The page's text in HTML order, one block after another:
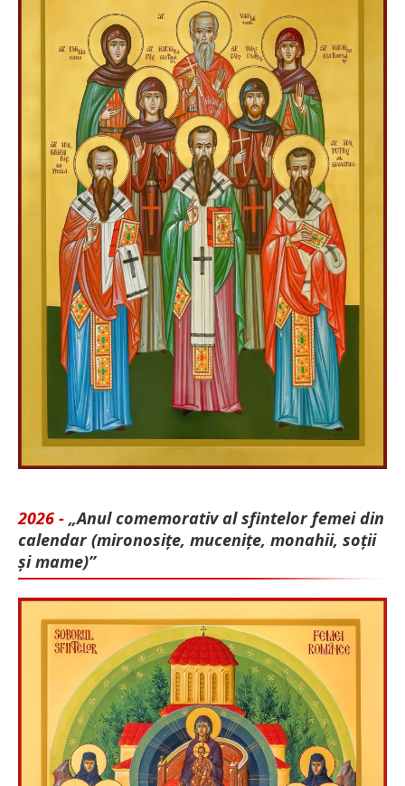
2026 - „Anul comemorativ al sfintelor femei din
calendar (mironosițe, mu­cenițe, monahii, soții
și mame)”